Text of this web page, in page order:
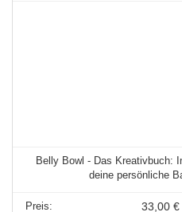
Belly Bowl - Das Kreativbuch:
deine persönliche
33,00 €